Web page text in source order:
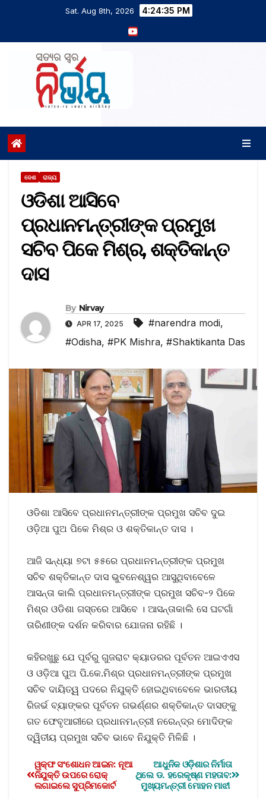
Sat. Aug 8th, 2026 4:24:36 PM
ଦେଶ ରାଜ୍ୟ
ଓଡିଶା ଆସିବେ
ପ୍ରଧାନମନ୍ତ୍ରୀଙ୍କ ପ୍ରମୁଖ
ସଚିବ ପିକେ ମିଶ୍ର, ଶକ୍ତିକାନ୍ତ
ଦାସ
By Nirvay
APR 17, 2025 #narendra modi,
#Odisha, #PK Mishra, #Shaktikanta Das
ଓଡିଶା ଆସିବେ ପ୍ରଧାନମନ୍ତ୍ରୀଙ୍କ ପ୍ରମୁଖ ସଚିବ ଦୁଇ
ଓଡ଼ିଆ ପୁଅ ପିକେ ମିଶ୍ର ଓ ଶକ୍ତିକାନ୍ତ ଦାସ ।
ଆଜି ସନ୍ଧ୍ୟା ୭ଟା ୫୫ରେ ପ୍ରଧାନମନ୍ତ୍ରୀଙ୍କ ପ୍ରମୁଖ
ସଚିବ ଶକ୍ତିକାନ୍ତ ଦାସ ଭୁବନେଶ୍ୱର ଆସୁଥିବାବେଳେ
ଆସନ୍ତା କାଲି ପ୍ରଧାନମନ୍ତ୍ରୀଙ୍କ ପ୍ରମୁଖ ସଚିବ-୨ ପିକେ
ମିଶ୍ର ଓଡିଶା ଗସ୍ତରେ ଆସିବେ । ଆସନ୍ତାକାଲି ସେ ଘଟଗାଁ
ତାରିଣୀଙ୍କ ଦର୍ଶନ କରିବାର ଯୋଜନା ରହିଛି ।
କହିରଖୁଛୁ ଯେ ପୂର୍ବରୁ ଗୁଜରାଟ କ୍ୟାଡରର ପୂର୍ବତନ ଆଇଏଏସ
ଓ ଓଡ଼ିଆ ପୁଅ ପି.କେ.ମିଶ୍ର ପ୍ରଧାନମନ୍ତ୍ରୀଙ୍କ ପ୍ରମୁଖ
ସଚିବ ଦାୟିତ୍ୱ ପଦରେ ନିଯୁକ୍ତି ହୋଇଥିବାବେଳେ ଭାରତୀୟ
ରିଜର୍ଭ ବ୍ୟାଙ୍କର ପୂର୍ବତନ ଗଭର୍ଣ୍ଣର ଶକ୍ତିକାନ୍ତ ଦାସଙ୍କୁ
ଗତ ଫେବୃଆରୀରେ ପ୍ରଧାନମନ୍ତ୍ରୀ ନରେନ୍ଦ୍ର ମୋଦିଙ୍କ
ଦ୍ୱିତୀୟ ପ୍ରମୁଖ ସଚିବ ଭାବେ ନିଯୁକ୍ତି ମିଳିଛି ।
ଆଧୁନିକ ଓଡ଼ିଶାର ନିର୍ମାତା
ଥିଲେ ଡ. ହରେକୃଷ୍ଣ ମହତାବ:
ମୁଖ୍ୟମନ୍ତ୍ରୀ ମୋହନ ମାଝୀ
ୱକ୍‌ଫ ସଂଶୋଧନ ଆଇନ: ନୂଆ
ନିଯୁକ୍ତି ଉପରେ ରୋକ୍‌
ଲଗାଇଲେ ସୁପ୍ରିମକୋର୍ଟ